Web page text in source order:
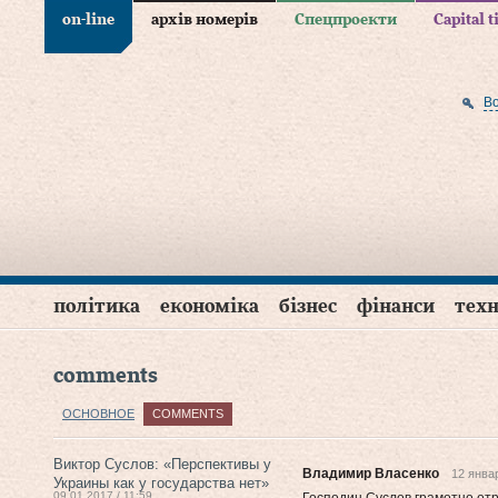
on-line архів номерів Спецпроекти Capital
політика економіка бізнес фінанси
comments
ОСНОВНОЕ COMMENTS
Виктор Суслов: «Перспективы у
Украины как у государства нет»
09.01.2017 / 11:59
Владимир Власенко 12